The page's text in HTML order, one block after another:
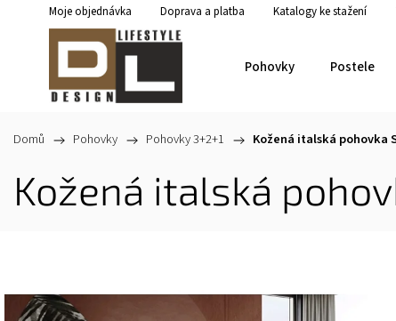
Moje objednávka Doprava a platba Katalogy ke stažení
Pohovky Postele
Domů / Pohovky / Pohovky 3+2+1 / Kožená italská pohovka
Kožená italská